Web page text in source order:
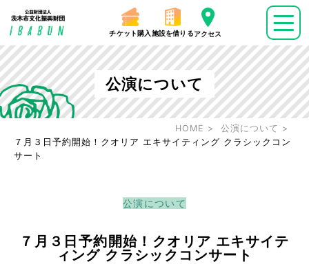
チケット購入 施設を借りるアクセス
公演について
HOME
公演について
７月３日予約開始！クオリア エキサイティング クラシックコン
サート
公演について
７月３日予約開始！クオリア エキサイテ
ィング クラシックコンサート